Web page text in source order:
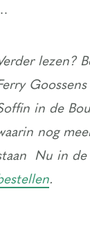
lezen?
in de
nog
Nu in de
.